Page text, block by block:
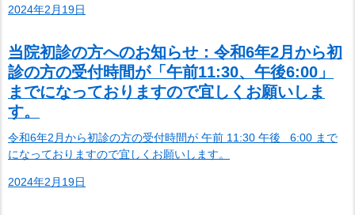
2024年2月19日
当院初診の方へのお知らせ：令和6年2月から初
診の方の受付時間が「午前11:30、午後6:00」
までになっておりますので宜しくお願いしま
す。
令和6年2月から初診の方の受付時間が 午前 11:30 午後 6:00 まで
になっておりますので宜しくお願いします。
2024年2月19日